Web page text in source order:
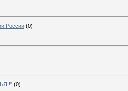
России (0)
!" (0)